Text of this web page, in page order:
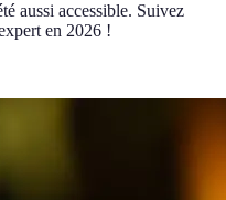
aussi accessible. Suivez
en 2026 !